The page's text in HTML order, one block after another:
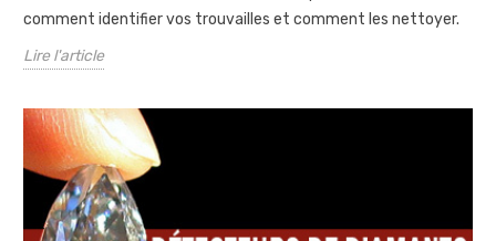
comment identifier vos trouvailles et comment les nettoyer.
Lire l'article